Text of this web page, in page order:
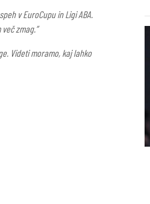
v EuroCupu in Ligi ABA.
zmag.”
Videti moramo, kaj lahko